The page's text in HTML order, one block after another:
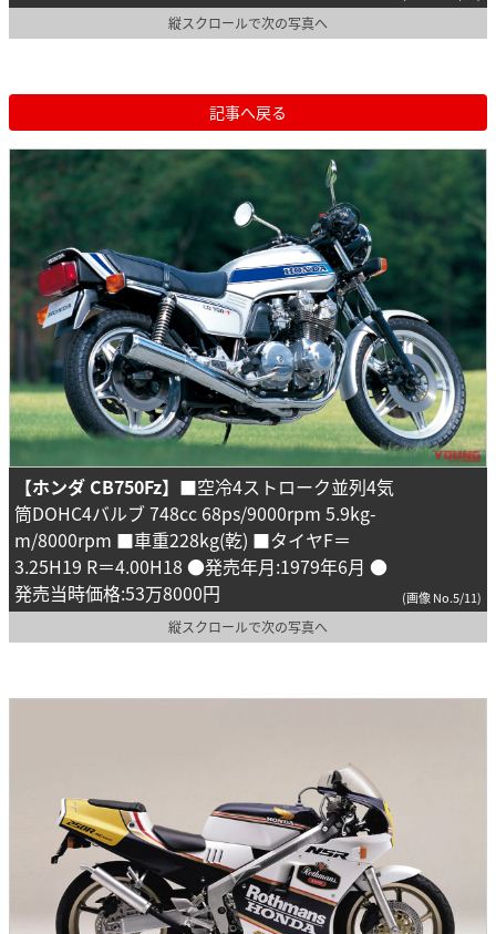
縦スクロールで次の写真へ
記事へ戻る
【ホンダ CB750Fz】 ■空冷4ストローク並列4気
筒DOHC4バルブ 748cc 68ps/9000rpm 5.9kg-
m/8000rpm ■車重228kg(乾) ■タイヤF＝
3.25H19 R＝4.00H18 ●発売年月:1979年6月 ●
発売当時価格:53万8000円
(画像 No.5/11)
縦スクロールで次の写真へ